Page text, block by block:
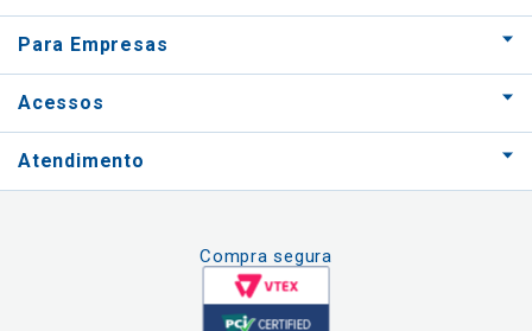
Para Empresas
Acessos
Atendimento
Compra segura